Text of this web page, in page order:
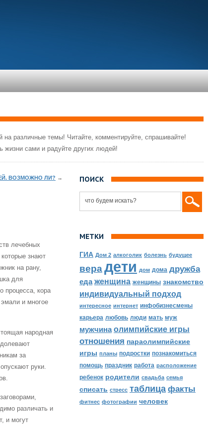
различные темы! Читайте, комментируйте, спрашивайте!
жизни сами и радуйте других людей!
ВОЗМОЖНО ЛИ? →
лечебных
знают
на рану,
для
процесса, кора
и многое
народная
за
руки.
различать и
и могут
ПОИСК
МЕТКИ
ГИА Дом 2 алкоголик болезнь будущее
верадети дом дома дружба
еда женщина женщины знакомство
индивидуальный подход
интересное интернет инфобизнесмены
карьера любовь люди мать муж
мужчина олимпийские игры
отношения параолимпийские
игры планы подростки познакомиться
помощь праздник работа расположение
ребенок родители свадьба семья
списать стресс таблица факты
фитнес фотографии человек